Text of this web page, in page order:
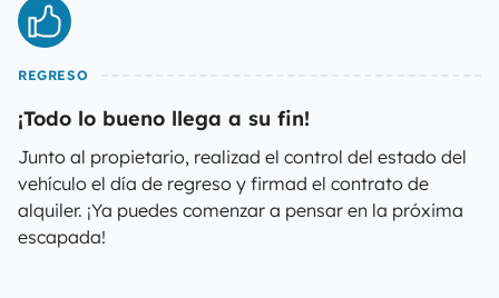
REGRESO
¡Todo lo bueno llega a su fin!
Junto al propietario, realizad el control del estado del
vehículo el día de regreso y firmad el contrato de
alquiler. ¡Ya puedes comenzar a pensar en la próxima
escapada!